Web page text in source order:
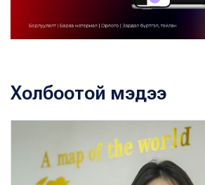
Холбоотой мэдээ